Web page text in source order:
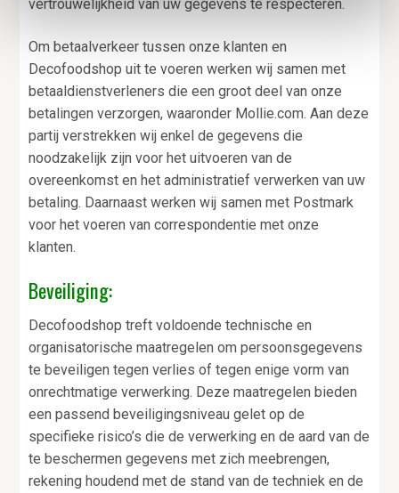
vertrouwelijkheid van uw gegevens te respecteren.
Om betaalverkeer tussen onze klanten en
Decofoodshop uit te voeren werken wij samen met
betaaldienstverleners die een groot deel van onze
betalingen verzorgen, waaronder Mollie.com. Aan deze
partij verstrekken wij enkel de gegevens die
noodzakelijk zijn voor het uitvoeren van de
overeenkomst en het administratief verwerken van uw
betaling. Daarnaast werken wij samen met Postmark
voor het voeren van correspondentie met onze
klanten.
Beveiliging:
Decofoodshop treft voldoende technische en
organisatorische maatregelen om persoonsgegevens
te beveiligen tegen verlies of tegen enige vorm van
onrechtmatige verwerking. Deze maatregelen bieden
een passend beveiligingsniveau gelet op de
specifieke risico’s die de verwerking en de aard van de
te beschermen gegevens met zich meebrengen,
rekening houdend met de stand van de techniek en de